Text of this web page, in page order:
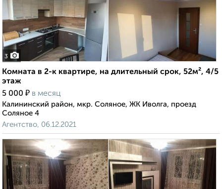
3
Комната в 2-к квартире, на длительный срок, 52м², 4/5
этаж
5 000 ₽ в месяц
Калининский район, мкр. Соляное, ЖК Иволга, проезд
Соляное 4
Агентство, 06.12.2021